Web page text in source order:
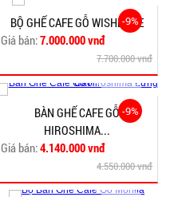
-9%
BỘ GHẾ CAFE GỖ WISHBONE
Giá bán:7.000.000 vnđ
7.700.000 vnđ
-9%
BÀN GHẾ CAFE GỖ
HIROSHIMA...
Giá bán:4.140.000 vnđ
4.550.000 vnđ